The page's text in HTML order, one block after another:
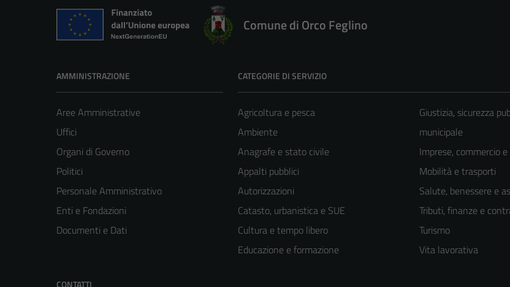
Comune di Orco Feglino
AMMINISTRAZIONE
Aree Amministrative
Uffici
Organi di Governo
Politici
Personale Amministrativo
Enti e Fondazioni
Documenti e Dati
CATEGORIE DI SERVIZIO
Agricoltura e pesca
Ambiente
Anagrafe e stato civile
Appalti pubblici
Autorizzazioni
Catasto, urbanistica e SUE
Cultura e tempo libero
Educazione e formazione
Giustizia, sicurezza
municipale
Imprese, commercio e
Mobilità e trasporti
Salute, benessere e
Tributi, finanze e
Turismo
Vita lavorativa